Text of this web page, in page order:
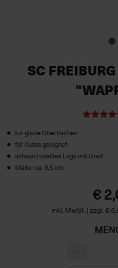
SC
für glatte Oberflächen
für Autos geeignet
schwarz-weißes Logo mit Greif
Maße: ca. 8,5 cm
€
inkl. MwSt. | zzgl. €
−